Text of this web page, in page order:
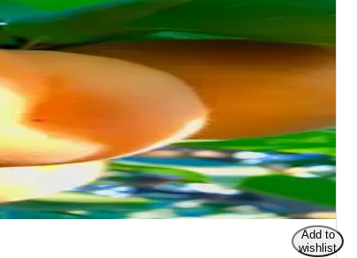
Add to
wishlist